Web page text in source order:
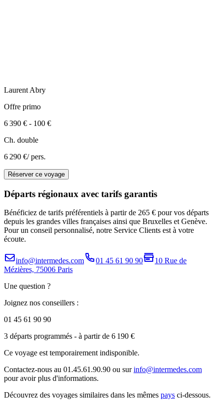
Laurent Abry
Offre primo
6 390 € - 100 €
Ch. double
6 290 €/ pers.
Réserver ce voyage
Départs régionaux avec tarifs garantis
Bénéficiez de tarifs préférentiels à partir de 265 € pour vos départs
depuis les grandes villes françaises ainsi que Bruxelles et Genève.
Pour un conseil personnalisé, notre Service Clients est à votre
écoute.
info@intermedes.com 01 45 61 90 90
10 Rue de
Mézières, 75006 Paris
Une question ?
Joignez nos conseillers :
01 45 61 90 90
3 départs programmés - à partir de 6 190 €
Ce voyage est temporairement indisponible.
Contactez-nous au 01.45.61.90.90 ou surinfo@intermedes.com
pour avoir plus d'informations.
Découvrez des voyages similaires dans les mêmes pays ci-dessous.